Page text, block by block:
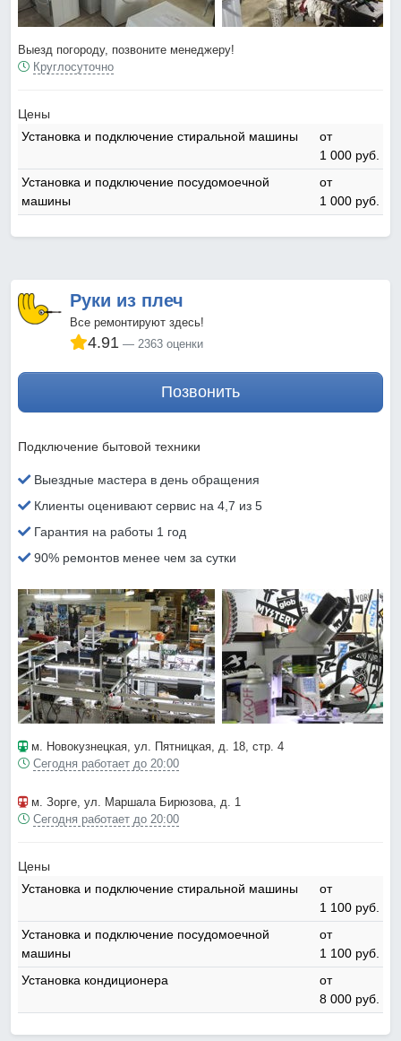
Выезд погороду, позвоните менеджеру!
Круглосуточно
Цены
Установка и подключение стиральной машины
от
1 000 pyб.
Установка и подключение посудомоечной
машины
от
1 000 pyб.
Руки из плеч
Все ремонтируют здесь!
4.91 2363 оценки
Позвонить
Подключение бытовой техники
Выездные мастера в день обращения
Клиенты оценивают сервис на 4,7 из 5
Гарантия на работы 1 год
90% ремонтов менее чем за сутки
м. Новокузнецкая, ул. Пятницкая, д. 18, стр. 4
Сегодня работает до 20:00
м. Зорге, ул. Маршала Бирюзова, д. 1
Сегодня работает до 20:00
Цены
Установка и подключение стиральной машины
от
1 100 pyб.
Установка и подключение посудомоечной
машины
от
1 100 pyб.
Установка кондиционера
от
8 000 pyб.